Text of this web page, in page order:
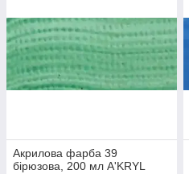
Акрилова фарба 39
бірюзова, 200 мл A'KRYL